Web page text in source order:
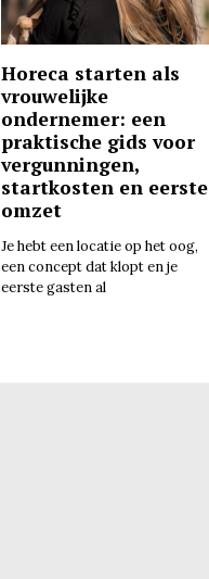
Horeca starten als
vrouwelijke
ondernemer: een
praktische gids voor
vergunningen,
startkosten en eerste
omzet
Je hebt een locatie op het oog,
een concept dat klopt en je
eerste gasten al